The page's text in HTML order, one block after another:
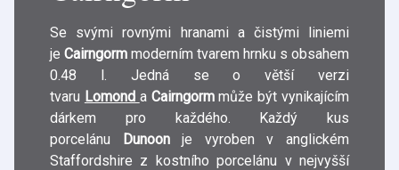
Se svými rovnými hranami a čistými liniemi
je Cairngorm moderním tvarem hrnku s obsahem
0.48 l. Jedná se o větší verzi
tvaru Lomond a Cairngormmůže být vynikajícím
dárkem pro každého. Každý kus
porcelánu
Dunoonje vyroben v anglickém
Staffordshire z kostního porcelánu v nejvyšší